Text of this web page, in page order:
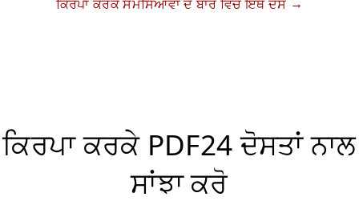
ਕਿਰਪਾ ਕਰਕੇ ਸਮੱਸਿਆਵਾਂ ਦੇ ਬਾਰੇ ਵਿੱਚ ਇੱਥੇ ਦੱਸੋ
ਕਿਰਪਾ ਕਰਕੇ PDF24 ਦੋਸਤਾਂ ਨਾਲ
ਸਾਂਝਾ ਕਰੋ